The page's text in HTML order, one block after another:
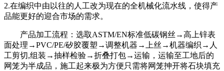
2.在编织中由以往的人工改为现在的全机械化流水线，使得产
品能更好的迎合市场的需求。
产品加工流程：选取ASTM/EN标准低碳钢丝→高上锌表
面处理→PVC/PE/矽胶覆塑→调整机器→上丝→机器编织→人
工剪切,组装→抽样检验→折叠打包→运输，运输至工地后的
网笼为半成品，施工起来极为方便只需将网笼抻开将石块填充